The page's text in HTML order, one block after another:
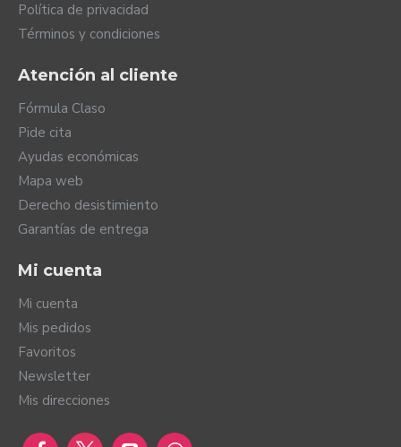
Política de privacidad
Términos y condiciones
Atención al cliente
Fórmula Claso
Pide cita
Ayudas económicas
Mapa web
Derecho desistimiento
Garantías de entrega
Mi cuenta
Mi cuenta
Mis pedidos
Favoritos
Newsletter
Mis direcciones